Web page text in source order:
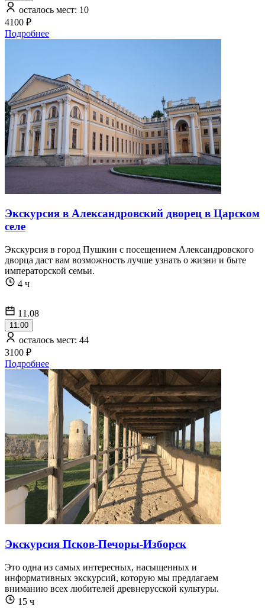
осталось мест: 10
4100 ₽
Подробнее
Экскурсия в Александровский дворец в Царском
селе
Экскурсия в город Пушкин с посещением Александровского
дворца даст вам возможность лучше узнать о жизни и быте
императорской семьи.
4 ч
11.08
11:00
осталось мест: 44
3100 ₽
Подробнее
Экскурсия Псков-Печоры-Изборск
Это одна из самых интересных, насыщенных и
информативных экскурсий, которую мы предлагаем
вниманию всех любителей древнерусской культуры.
15 ч